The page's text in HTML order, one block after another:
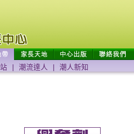
潮流達人 潮人新知